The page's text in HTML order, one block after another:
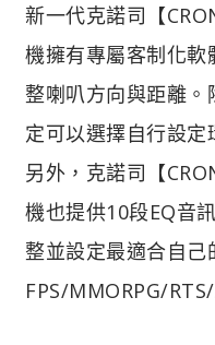
新一代克諾司【
機擁有專屬客制化軟
整喇叭方向與距離
定可以選擇自行設定
另外，克諾司【
機也提供10段EQ音
整並設定最適合自己
FPS/MMORPG/RTS/